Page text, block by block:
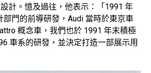
計。憶及過往，他表示：「1991 年
部門的前導研發，Audi 當時於東京車
概念車，我們也於 1991 年末積極
車系的研發，並決定打造一部展示用